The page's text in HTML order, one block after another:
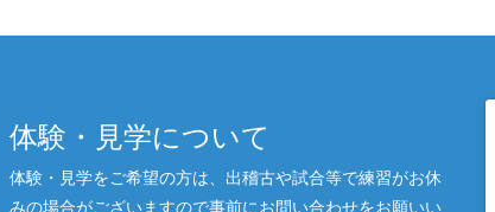
体験・見学について
体験・見学をご希望の方は、出稽古や試合等で練習がお休
みの場合がございますので事前にお問い合わせをお願いい